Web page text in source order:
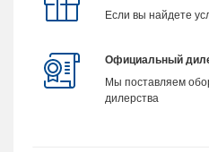
Если вы найдете
Официальный
Мы поставляем
дилерства